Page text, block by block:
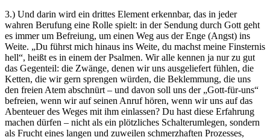
3.) Und darin wird ein drittes Element erkennbar, das in jeder
wahren Berufung eine Rolle spielt: in der Sendung durch Gott geht
es immer um Befreiung, um einen Weg aus der Enge (Angst) ins
Weite. „Du führst mich hinaus ins Weite, du machst meine Finsternis
hell“, heißt es in einem der Psalmen. Wir alle kennen ja nur zu gut
das Gegenteil: die Zwänge, denen wir uns ausgeliefert fühlen, die
Ketten, die wir gern sprengen würden, die Beklemmung, die uns
den freien Atem abschnürt – und davon soll uns der „Gott-für-uns“
befreien, wenn wir auf seinen Anruf hören, wenn wir uns auf das
Abenteuer des Weges mit ihm einlassen? Du hast diese Erfahrung
machen dürfen – nicht als ein plötzliches Schalterumlegen, sondern
als Frucht eines langen und zuweilen schmerzhaften Prozesses,